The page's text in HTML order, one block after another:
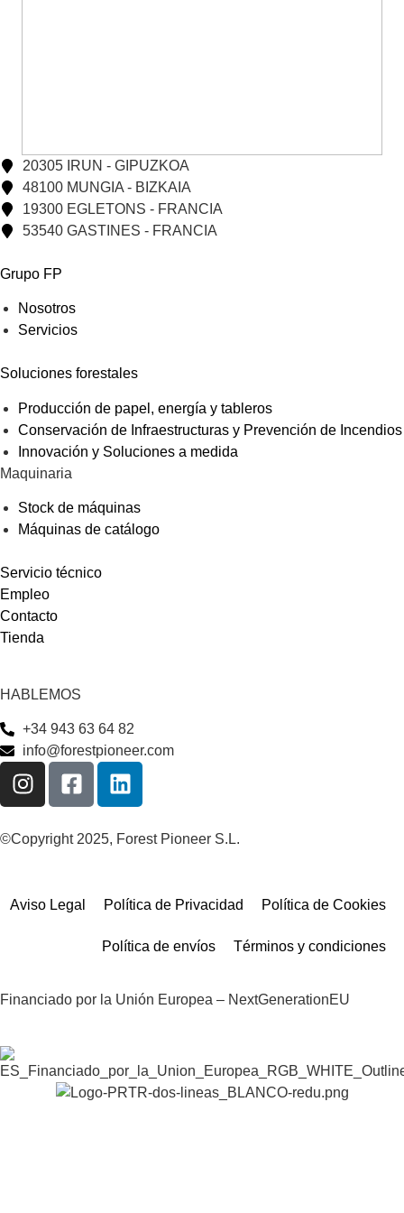
20305 IRUN - GIPUZKOA
48100 MUNGIA - BIZKAIA
19300 EGLETONS - FRANCIA
53540 GASTINES - FRANCIA
Grupo FP
Nosotros
Servicios
Soluciones forestales
Producción de papel, energía y tableros
Conservación de Infraestructuras y Prevención de Incendios
Innovación y Soluciones a medida
Maquinaria
Stock de máquinas
Máquinas de catálogo
Servicio técnico
Empleo
Contacto
Tienda
HABLEMOS
+34 943 63 64 82
info@forestpioneer.com
©Copyright 2025, Forest Pioneer S.L.
Aviso Legal Política de Privacidad Política de Cookies
Política de envíos Términos y condiciones
Financiado por la Unión Europea – NextGenerationEU